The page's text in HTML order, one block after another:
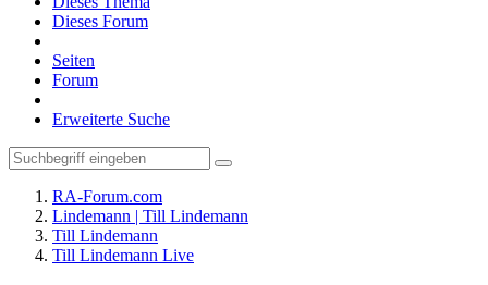
Dieses Forum
Seiten
Forum
Erweiterte Suche
RA-Forum.com
Lindemann | Till Lindemann
Till Lindemann
Till Lindemann Live